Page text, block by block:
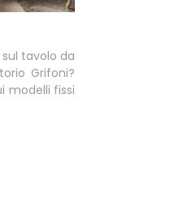
tavolo da
Grifoni?
modelli fissi